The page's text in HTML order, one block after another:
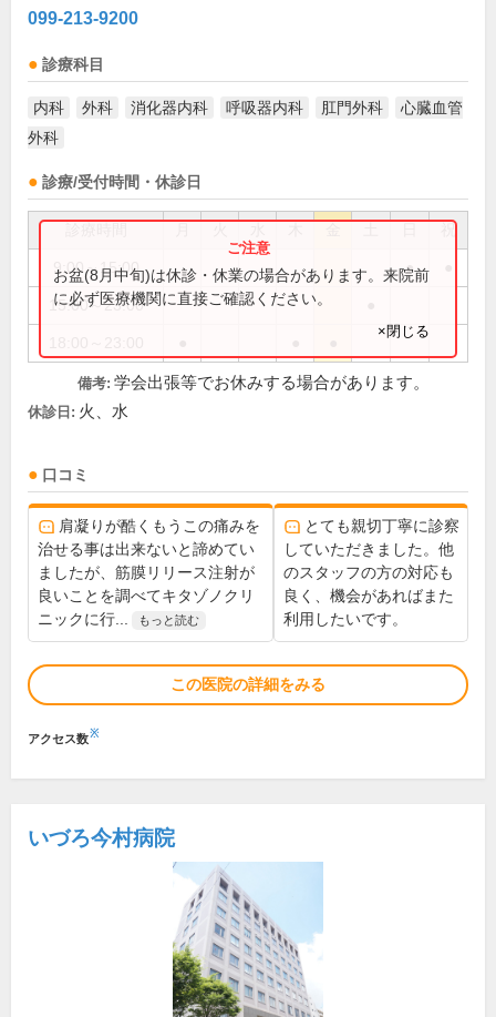
099-213-9200
診療科目
内科 外科 消化器内科 呼吸器内科 肛門外科
心臓血管
外科
診療/受付時間・休診日
祝
9:00～15:00 ●
15:00～23:00
お盆(8月中旬)は休診・休業の場合があります。来院前
に必ず医療機関に直接ご確認ください。
×閉じる
備考: 学会出張等でお休みする場合があります。
休診日: 火、水
口コミ
肩凝りが酷くもうこの痛みを
治せる事は出来ないと諦めてい
ましたが、筋膜リリース注射が
良いことを調べてキタゾノクリ
ニックに行...
もっと読む
とても親切丁寧に診察
していただきました。他
のスタッフの方の対応も
良く、機会があればまた
利用したいです。
この医院の詳細をみる
アクセス数※
いづろ今村病院